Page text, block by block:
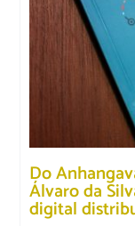
Do
Álvaro da
digital